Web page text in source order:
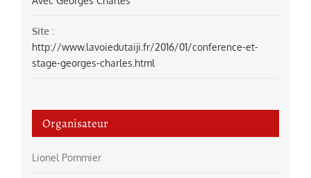
Site :
http://www.lavoiedutaiji.fr/2016/01/conference-et-
stage-georges-charles.html
Organisateur
Lionel Pommier